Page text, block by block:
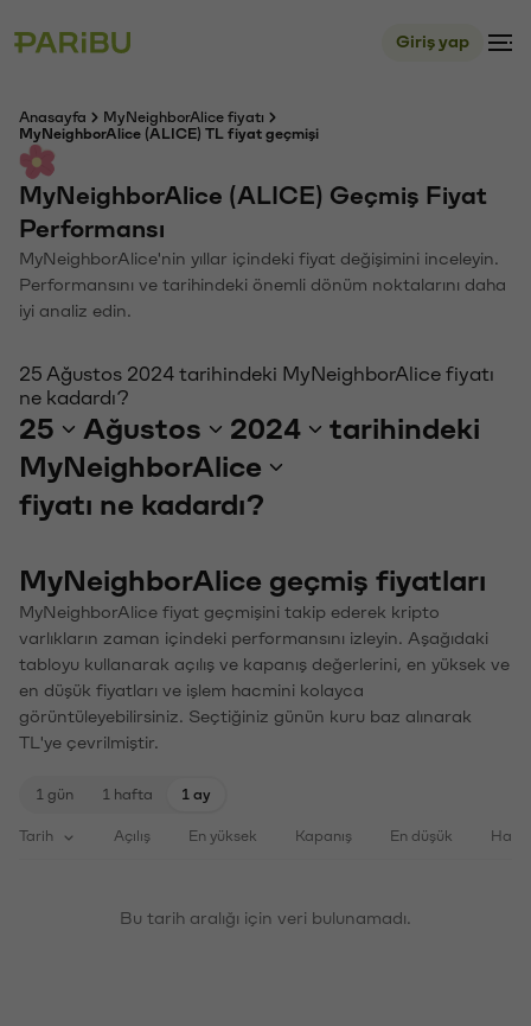
Giriş yap
Anasayfa
MyNeighborAlice fiyatı
MyNeighborAlice (ALICE) TL fiyat geçmişi
MyNeighborAlice (ALICE) Geçmiş Fiyat
Performansı
MyNeighborAlice'nin yıllar içindeki fiyat değişimini inceleyin.
Performansını ve tarihindeki önemli dönüm noktalarını daha
iyi analiz edin.
25 Ağustos 2024 tarihindeki MyNeighborAlice fiyatı
ne kadardı?
25 Ağustos 2024
tarihindeki
MyNeighborAlice
fiyatı ne kadardı?
MyNeighborAlice geçmiş fiyatları
MyNeighborAlice fiyat geçmişini takip ederek kripto
varlıkların zaman içindeki performansını izleyin. Aşağıdaki
tabloyu kullanarak açılış ve kapanış değerlerini, en yüksek ve
en düşük fiyatları ve işlem hacmini kolayca
görüntüleyebilirsiniz. Seçtiğiniz günün kuru baz alınarak
TL'ye çevrilmiştir.
1 gün 1 hafta 1 ay
Tarih Açılış En yüksek Kapanış En düşük
Bu tarih aralığı için veri bulunamadı.